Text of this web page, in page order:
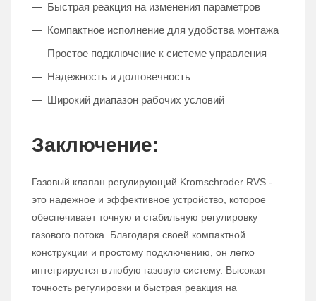
Быстрая реакция на изменения параметров
Компактное исполнение для удобства монтажа
Простое подключение к системе управления
Надежность и долговечность
Широкий диапазон рабочих условий
Заключение:
Газовый клапан регулирующий Kromschroder RVS -
это надежное и эффективное устройство, которое
обеспечивает точную и стабильную регулировку
газового потока. Благодаря своей компактной
конструкции и простому подключению, он легко
интегрируется в любую газовую систему. Высокая
точность регулировки и быстрая реакция на